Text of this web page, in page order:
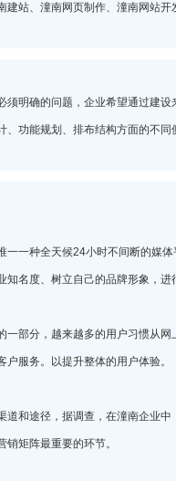
建站、潼南网页制作、潼南网站
明确的问题，企业希望通过建设
、功能规划、排布结构方面的不
一种全天候24小时不间断的媒体
知名度、树立自己的品牌形象，
部分，越来越多的用户习惯从网
服务。以提升整体的用户体验。
和途径，据调查，在潼南企业中
矩阵最重要的环节。